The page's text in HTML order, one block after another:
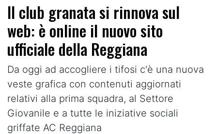
Il club granata si rinnova sul
web: è online il nuovo sito
ufficiale della Reggiana
Da oggi ad accogliere i tifosi c'è una nuova
veste grafica con contenuti aggiornati
relativi alla prima squadra, al Settore
Giovanile e a tutte le iniziative sociali
griffate AC Reggiana